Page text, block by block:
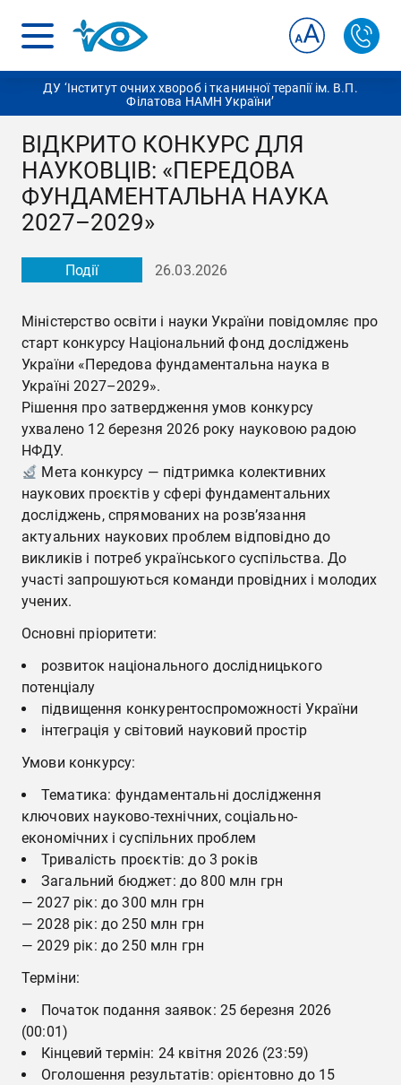
ДУ ‘Інститут очних хвороб і тканинної терапії ім. В.П.
Філатова НАМН України’
ВІДКРИТО КОНКУРС ДЛЯ
НАУКОВЦІВ: «ПЕРЕДОВА
ФУНДАМЕНТАЛЬНА НАУКА
2027–2029»
Події 26.03.2026
Міністерство освіти і науки України повідомляє про
старт конкурсу Національний фонд досліджень
України «Передова фундаментальна наука в
Україні 2027–2029».
Рішення про затвердження умов конкурсу
ухвалено 12 березня 2026 року науковою радою
НФДУ.
Мета конкурсу — підтримка колективних
наукових проєктів у сфері фундаментальних
досліджень, спрямованих на розв’язання
актуальних наукових проблем відповідно до
викликів і потреб українського суспільства. До
участі запрошуються команди провідних і молодих
учених.
Основні пріоритети:
розвиток національного дослідницького
потенціалу
підвищення конкурентоспроможності України
інтеграція у світовий науковий простір
Умови конкурсу:
Тематика: фундаментальні дослідження
ключових науково-технічних, соціально-
економічних і суспільних проблем
Тривалість проєктів: до 3 років
Загальний бюджет: до 800 млн грн
— 2027 рік: до 300 млн грн
— 2028 рік: до 250 млн грн
— 2029 рік: до 250 млн грн
Терміни:
Початок подання заявок: 25 березня 2026
(00:01)
Кінцевий термін: 24 квітня 2026 (23:59)
Оголошення результатів: орієнтовно до 15